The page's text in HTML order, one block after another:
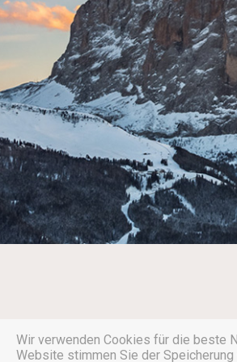
Wir verwenden Cookies für die beste
Website stimmen Sie der
©